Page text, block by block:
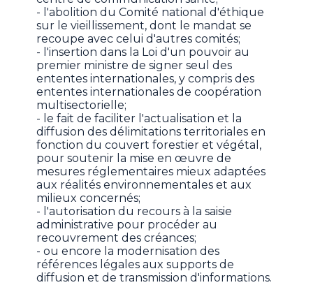
- l'abolition du Comité national d'éthique
sur le vieillissement, dont le mandat se
recoupe avec celui d'autres comités;
- l'insertion dans la Loi d'un pouvoir au
premier ministre de signer seul des
ententes internationales, y compris des
ententes internationales de coopération
multisectorielle;
- le fait de faciliter l'actualisation et la
diffusion des délimitations territoriales en
fonction du couvert forestier et végétal,
pour soutenir la mise en œuvre de
mesures réglementaires mieux adaptées
aux réalités environnementales et aux
milieux concernés;
- l'autorisation du recours à la saisie
administrative pour procéder au
recouvrement des créances;
- ou encore la modernisation des
références légales aux supports de
diffusion et de transmission d'informations.